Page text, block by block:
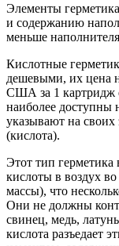
Элементы
и содержанию
меньше
Кислотные
дешевыми, их цена
США за 1 картридж
наиболее
указывают на своих
(кислота).
Этот тип герметика
кислоты в воздух
массы), что
Они не должны
свинец, медь,
кислота разъедает